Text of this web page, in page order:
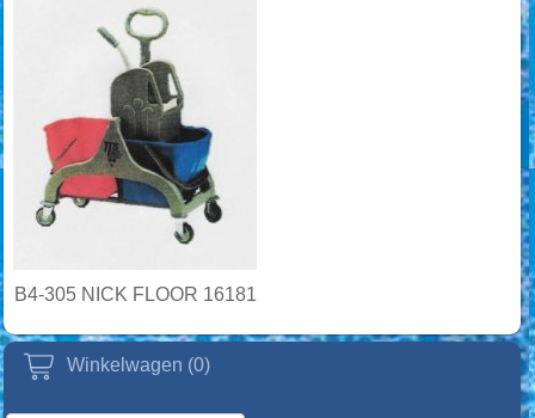
Winkelwagen (0)
B4-305 NICK FLOOR 16181